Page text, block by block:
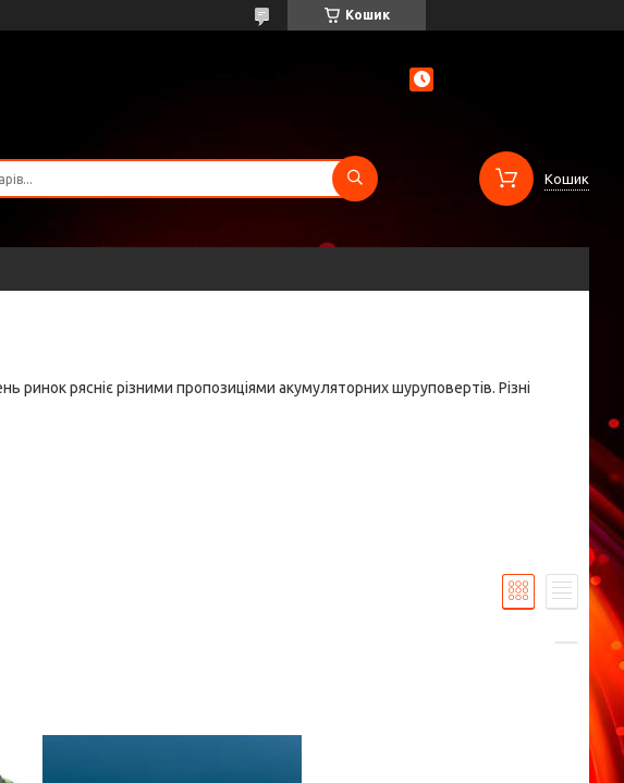
Кошик
Кошик
ринок рясніє різними пропозиціями акумуляторних шуруповертів. Різні